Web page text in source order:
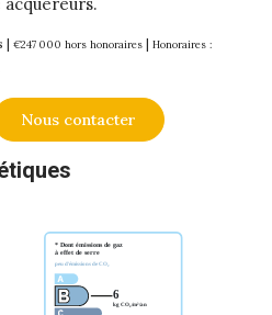
| €247 000 hors honoraires | Honoraires :
Nous contacter